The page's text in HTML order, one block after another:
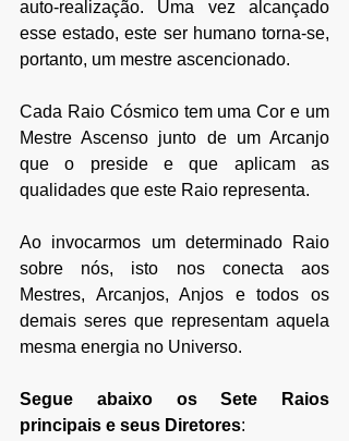
auto-realização. Uma vez alcançado
esse estado, este ser humano torna-se,
portanto, um mestre ascencionado.
Cada Raio Cósmico tem uma Cor e um
Mestre Ascenso junto de um Arcanjo
que o preside e que aplicam as
qualidades que este Raio representa.
Ao invocarmos um determinado Raio
sobre nós, isto nos conecta aos
Mestres, Arcanjos, Anjos e todos os
demais seres que representam aquela
mesma energia no Universo.
Segue abaixo os Sete Raios
principais e seus Diretores: